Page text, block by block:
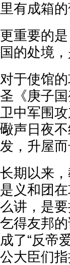
里有成箱
更重要的
国的处境
对于使馆
圣《庚子
卫中军围
礮声日夜
发，升屋而
长期以来
是义和团
么讲，是
乞得友邦
成了“反帝
公大臣们